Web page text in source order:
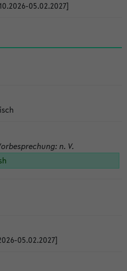
05.02.2027]
n. V.
05.02.2027]